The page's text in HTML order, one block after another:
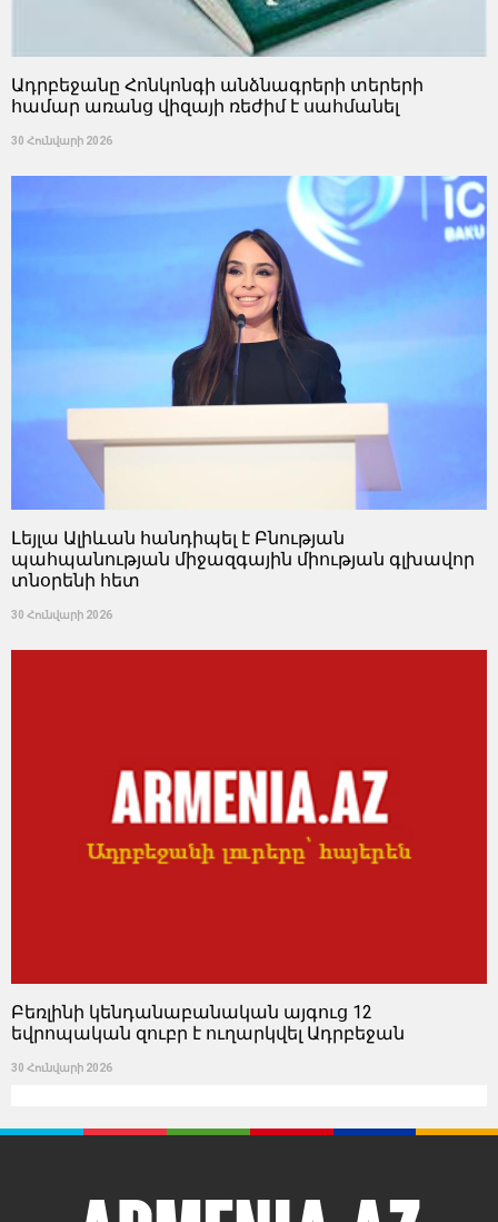
Ադրբեջանը Հոնկոնգի անձնագրերի տերերի
համար առանց վիզայի ռեժիմ է սահմանել
30 Հունվարի 2026
Լեյլա Ալիևան հանդիպել է Բնության
պահպանության միջազգային միության գլխավոր
տնօրենի հետ
30 Հունվարի 2026
Բեռլինի կենդանաբանական այգուց 12
եվրոպական զուբր է ուղարկվել Ադրբեջան
30 Հունվարի 2026